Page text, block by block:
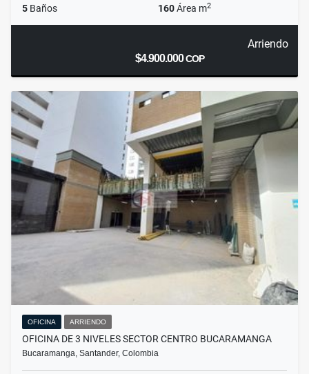
5 Baños 160Área m2
Arriendo
$4.900.000COP
OFICINA ARRIENDO
OFICINA DE 3 NIVELES SECTOR CENTRO BUCARAMANGA
Bucaramanga, Santander, Colombia